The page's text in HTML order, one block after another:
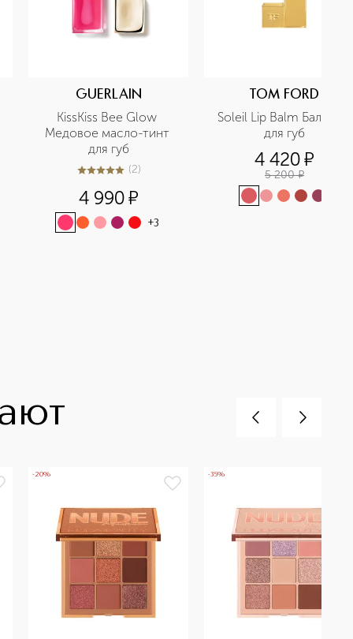
GUERLAIN
KissKiss Bee Glow
Медовое масло-тинт
для губ
5из 52 (2)
4 990¤
+3
TOM FORD
Soleil Lip Balm Бальзам
для губ
4 420¤
5 200 ¤
-20% -35%